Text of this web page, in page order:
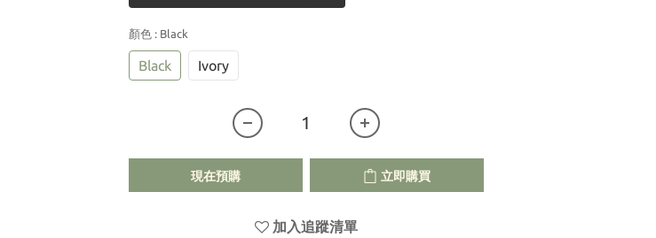
顏色 : Black
Black Ivory
現在預購 立即購買
加入追蹤清單